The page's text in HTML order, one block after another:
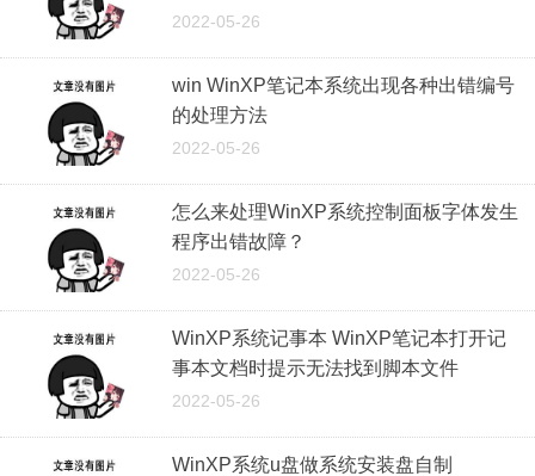
2022-05-26
win WinXP笔记本系统出现各种出错编号
的处理方法
2022-05-26
怎么来处理WinXP系统控制面板字体发生
程序出错故障？
2022-05-26
WinXP系统记事本 WinXP笔记本打开记
事本文档时提示无法找到脚本文件
2022-05-26
WinXP系统u盘做系统安装盘自制